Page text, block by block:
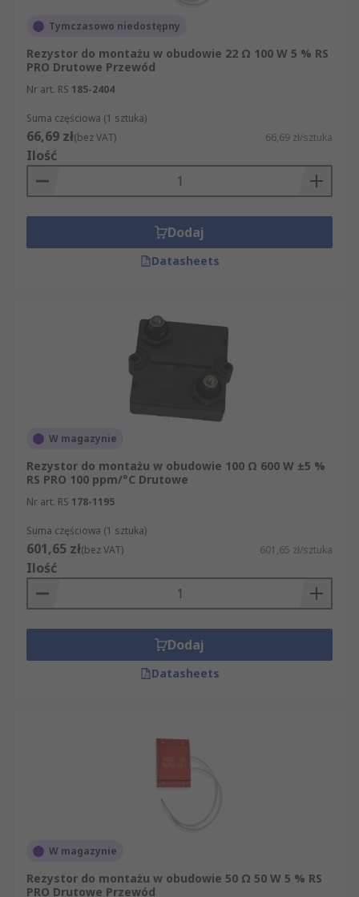
Tymczasowo niedostępny
Rezystor do montażu w obudowie 22 Ω 100 W 5 % RS
PRO Drutowe Przewód
Nr art. RS 185-2404
Suma częściowa (1 sztuka)
66,69 zł(bez VAT) 66,69 zł/sztuka
Ilość
Dodaj
Datasheets
W magazynie
Rezystor do montażu w obudowie 100 Ω 600 W ±5 %
RS PRO 100 ppm/°C Drutowe
Nr art. RS 178-1195
Suma częściowa (1 sztuka)
601,65 zł(bez VAT) 601,65 zł/sztuka
Ilość
Dodaj
Datasheets
W magazynie
Rezystor do montażu w obudowie 50 Ω 50 W 5 % RS
PRO Drutowe Przewód